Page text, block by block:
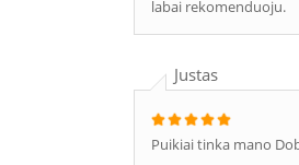
labai rekomenduoju.
Justas
Puikiai tinka mano